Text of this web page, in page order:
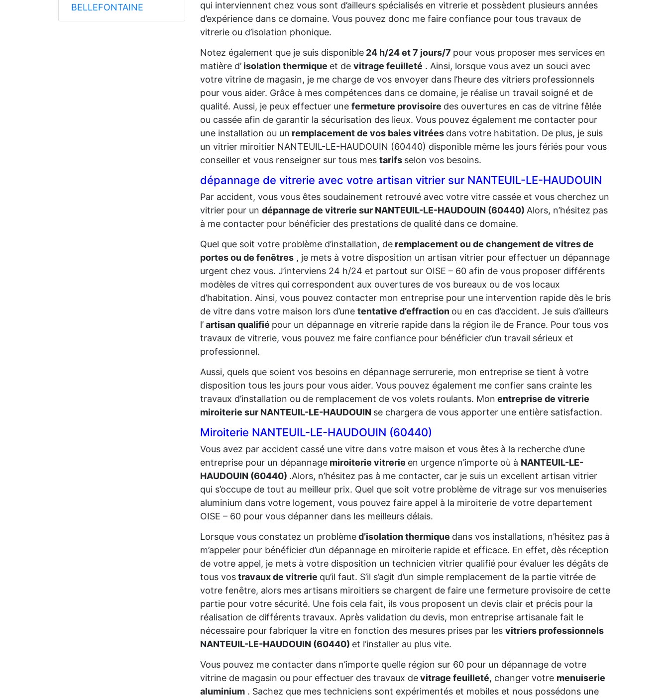
BELLEFONTAINE
qui interviennent chez vous sont d’ailleurs spécialisés en vitrerie et possèdent plusieurs années
d’expérience dans ce domaine. Vous pouvez donc me faire confiance pour tous travaux de
vitrerie ou d’isolation phonique.
Notez également que je suis disponible 24 h/24 et 7 jours/7 pour vous proposer mes services en
matière d’ isolation thermique et de vitrage feuilleté . Ainsi, lorsque vous avez un souci avec
votre vitrine de magasin, je me charge de vos envoyer dans l’heure des vitriers professionnels
pour vous aider. Grâce à mes compétences dans ce domaine, je réalise un travail soigné et de
qualité. Aussi, je peux effectuer une fermeture provisoire des ouvertures en cas de vitrine fêlée
ou cassée afin de garantir la sécurisation des lieux. Vous pouvez également me contacter pour
une installation ou un remplacement de vos baies vitrées dans votre habitation. De plus, je suis
un vitrier miroitier NANTEUIL-LE-HAUDOUIN (60440) disponible même les jours fériés pour vous
conseiller et vous renseigner sur tous mes tarifs selon vos besoins.
dépannage de vitrerie avec votre artisan vitrier sur NANTEUIL-LE-HAUDOUIN
Par accident, vous vous êtes soudainement retrouvé avec votre vitre cassée et vous cherchez un
vitrier pour un dépannage de vitrerie sur NANTEUIL-LE-HAUDOUIN (60440) Alors, n’hésitez pas
à me contacter pour bénéficier des prestations de qualité dans ce domaine.
Quel que soit votre problème d’installation, de remplacement ou de changement de vitres de
portes ou de fenêtres , je mets à votre disposition un artisan vitrier pour effectuer un dépannage
urgent chez vous. J’interviens 24 h/24 et partout sur OISE – 60 afin de vous proposer différents
modèles de vitres qui correspondent aux ouvertures de vos bureaux ou de vos locaux
d’habitation. Ainsi, vous pouvez contacter mon entreprise pour une intervention rapide dès le bris
de vitre dans votre maison lors d’une tentative d’effraction ou en cas d’accident. Je suis d’ailleurs
l’artisan qualifié pour un dépannage en vitrerie rapide dans la région ile de France. Pour tous vos
travaux de vitrerie, vous pouvez me faire confiance pour bénéficier d’un travail sérieux et
professionnel.
Aussi, quels que soient vos besoins en dépannage serrurerie, mon entreprise se tient à votre
disposition tous les jours pour vous aider. Vous pouvez également me confier sans crainte les
travaux d’installation ou de remplacement de vos volets roulants. Mon entreprise de vitrerie
miroiterie sur NANTEUIL-LE-HAUDOUIN se chargera de vous apporter une entière satisfaction.
Miroiterie NANTEUIL-LE-HAUDOUIN (60440)
Vous avez par accident cassé une vitre dans votre maison et vous êtes à la recherche d’une
entreprise pour un dépannage miroiterie vitrerie en urgence n’importe où à NANTEUIL-LE-
HAUDOUIN (60440) .Alors, n’hésitez pas à me contacter, car je suis un excellent artisan vitrier
qui s’occupe de tout au meilleur prix. Quel que soit votre problème de vitrage sur vos menuiseries
aluminium dans votre logement, vous pouvez faire appel à la miroiterie de votre departement
OISE – 60 pour vous dépanner dans les meilleurs délais.
Lorsque vous constatez un problèmed’isolation thermique dans vos installations, n’hésitez pas à
m’appeler pour bénéficier d’un dépannage en miroiterie rapide et efficace. En effet, dès réception
de votre appel, je mets à votre disposition un technicien vitrier qualifié pour évaluer les dégâts de
tous vostravaux de vitrerie qu’il faut. S’il s’agit d’un simple remplacement de la partie vitrée de
votre fenêtre, alors mes artisans miroitiers se chargent de faire une fermeture provisoire de cette
partie pour votre sécurité. Une fois cela fait, ils vous proposent un devis clair et précis pour la
réalisation de différents travaux. Après validation du devis, mon entreprise artisanale fait le
nécessaire pour fabriquer la vitre en fonction des mesures prises par les vitriers professionnels
NANTEUIL-LE-HAUDOUIN (60440) et l’installer au plus vite.
Vous pouvez me contacter dans n’importe quelle région sur 60 pour un dépannage de votre
vitrine de magasin ou pour effectuer des travaux devitrage feuilleté, changer votre menuiserie
aluminium . Sachez que mes techniciens sont expérimentés et mobiles et nous possédons une